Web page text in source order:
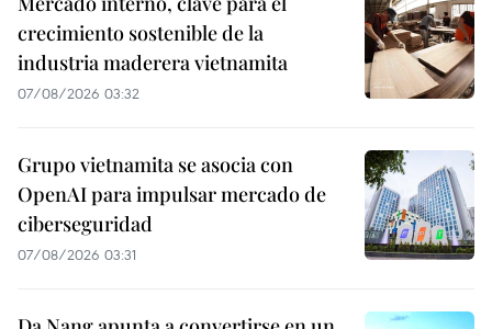
crecimiento sostenible de la
industria maderera vietnamita
07/08/2026 03:32
Grupo vietnamita se asocia con
OpenAI para impulsar mercado de
ciberseguridad
07/08/2026 03:31